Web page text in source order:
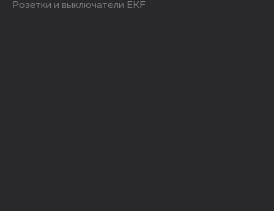
Розетки и выключатели EKF